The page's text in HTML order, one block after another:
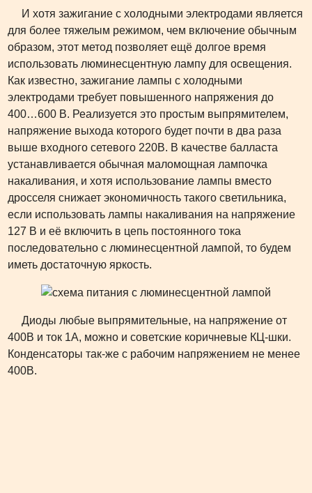
И хотя зажигание с холодными электродами является
для более тяжелым режимом, чем включение обычным
образом, этот метод позволяет ещё долгое время
использовать люминесцентную лампу для освещения.
Как известно, зажигание лампы с холодными
электродами требует повышенного напряжения до
400…600 В. Реализуется это простым выпрямителем,
напряжение выхода которого будет почти в два раза
выше входного сетевого 220В. В качестве балласта
устанавливается обычная маломощная лампочка
накаливания, и хотя использование лампы вместо
дросселя снижает экономичность такого светильника,
если использовать лампы накаливания на напряжение
127 В и её включить в цепь постоянного тока
последовательно с люминесцентной лампой, то будем
иметь достаточную яркость.
Диоды любые выпрямительные, на напряжение от
400В и ток 1А, можно и советские коричневые КЦ-шки.
Конденсаторы так-же с рабочим напряжением не менее
400В.